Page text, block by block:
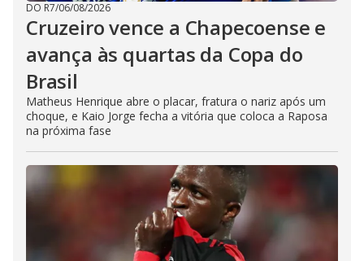
DO R7/06/08/2026
Cruzeiro vence a Chapecoense e
avança às quartas da Copa do
Brasil
Matheus Henrique abre o placar, fratura o nariz após um
choque, e Kaio Jorge fecha a vitória que coloca a Raposa
na próxima fase